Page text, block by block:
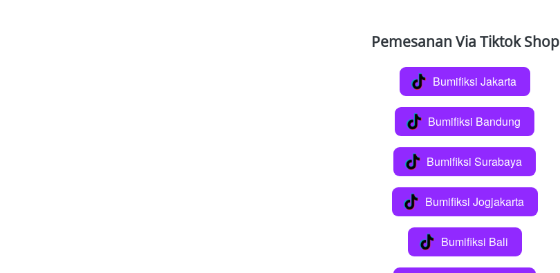
Pemesanan Via Tiktok Shop
` Bumifiksi Jakarta
` Bumifiksi Bandung
` Bumifiksi Surabaya
` Bumifiksi Jogjakarta
` Bumifiksi Bali